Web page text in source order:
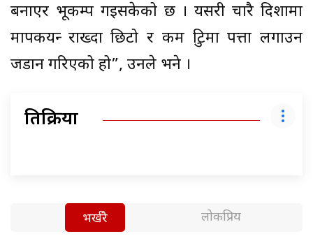
बनाएर भूकम्प गइसकेको छ । यसरी चारै दिशामा
मापकयन्त्र राख्दा छिटो र कम त्रुटिमा पत्ता लगाउन
जडान गरिएको हो”, उनले भने ।
प्रतिक्रिया
भर्खरै लोकप्रिय